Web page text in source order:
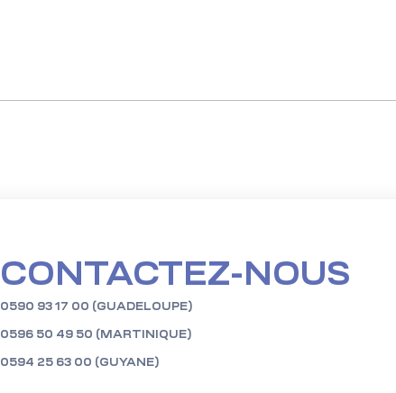
CONTACTEZ-NOUS
0590 93 17 00 (GUADELOUPE)
0596 50 49 50 (MARTINIQUE)
0594 25 63 00 (GUYANE)